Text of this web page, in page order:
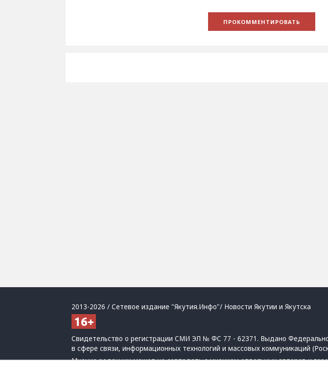
2013-2026 / Сетевое издание "Якутия.Инфо"/ Новости Якутии и Якутска
Свидетельство о регистрации СМИ ЭЛ № ФС 77 - 62371. Выдано
в сфере связи, информационных технологий и массовых коммуникаций
Мнение редакции может не совпадать с мнением отдельных авторов и